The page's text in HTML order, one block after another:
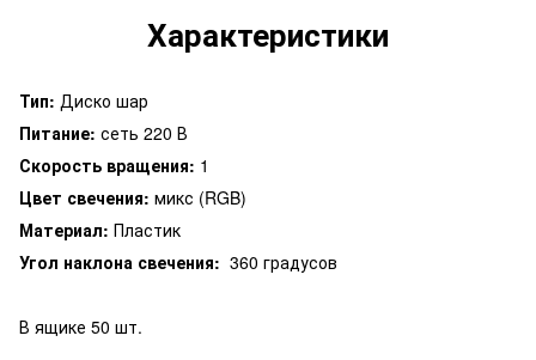
Характеристики
Тип: Диско шар
Питание: сеть 220 В
Скорость вращения: 1
Цвет свечения: микс (RGB)
Материал: Пластик
Угол наклона свечения: 360 градусов
В ящике 50 шт.